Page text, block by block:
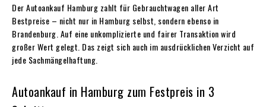
Der Autoankauf Hamburg zahlt für Gebrauchtwagen aller Art
Bestpreise – nicht nur in Hamburg selbst, sondern ebenso in
Brandenburg. Auf eine unkomplizierte und fairer Transaktion wird
großer Wert gelegt. Das zeigt sich auch im ausdrücklichen Verzicht auf
jede Sachmängelhaftung.
Autoankauf in Hamburg zum Festpreis in 3